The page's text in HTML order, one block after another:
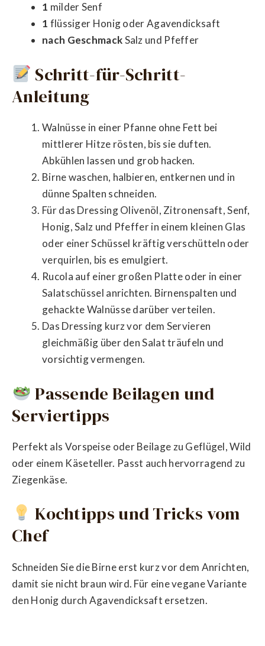
1 milder Senf
1 flüssiger Honig oder Agavendicksaft
nach GeschmackSalz und Pfeffer
Schritt-für-Schritt-
Anleitung
Walnüsse in einer Pfanne ohne Fett bei
mittlerer Hitze rösten, bis sie duften.
Abkühlen lassen und grob hacken.
Birne waschen, halbieren, entkernen und in
dünne Spalten schneiden.
Für das Dressing Olivenöl, Zitronensaft, Senf,
Honig, Salz und Pfeffer in einem kleinen Glas
oder einer Schüssel kräftig verschütteln oder
verquirlen, bis es emulgiert.
Rucola auf einer großen Platte oder in einer
Salatschüssel anrichten. Birnenspalten und
gehackte Walnüsse darüber verteilen.
Das Dressing kurz vor dem Servieren
gleichmäßig über den Salat träufeln und
vorsichtig vermengen.
Passende Beilagen und
Serviertipps
Perfekt als Vorspeise oder Beilage zu Geflügel, Wild
oder einem Käseteller. Passt auch hervorragend zu
Ziegenkäse.
Kochtipps und Tricks vom
Chef
Schneiden Sie die Birne erst kurz vor dem Anrichten,
damit sie nicht braun wird. Für eine vegane Variante
den Honig durch Agavendicksaft ersetzen.